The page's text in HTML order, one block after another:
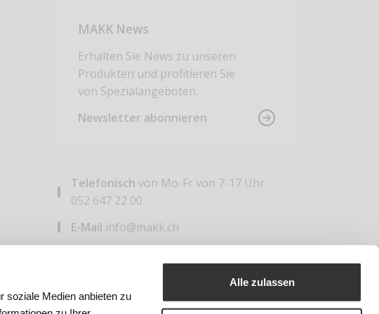
soziale Medien anbieten zu
Alle zulassen
MAKK News
Erhalten Sie News zu unseren
Produkten und profitieren Sie
von Spezialangeboten.
Newsletter abonnieren
Telefonisch von Mo-Fr von 7-17 Uhr
052 647 22 00
E-Mail info@makk.ch